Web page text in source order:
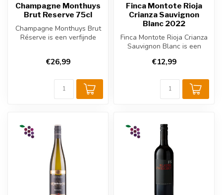
Champagne Monthuys
Brut Reserve 75cl
Champagne Monthuys Brut
Réserve is een verfijnde
€26,99
Finca Montote Rioja
Crianza Sauvignon
Blanc 2022
Finca Montote Rioja Crianza
Sauvignon Blanc is een
...
€12,99